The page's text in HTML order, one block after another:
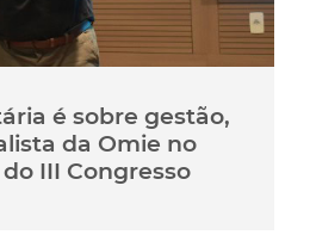
é sobre gestão,
da Omie no
III Congresso